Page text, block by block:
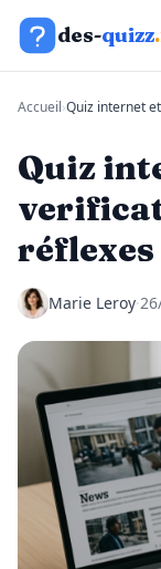
Aller au contenu
des-quizz
Accueil›Quiz internet
Quiz
réflexes
Marie Leroy·